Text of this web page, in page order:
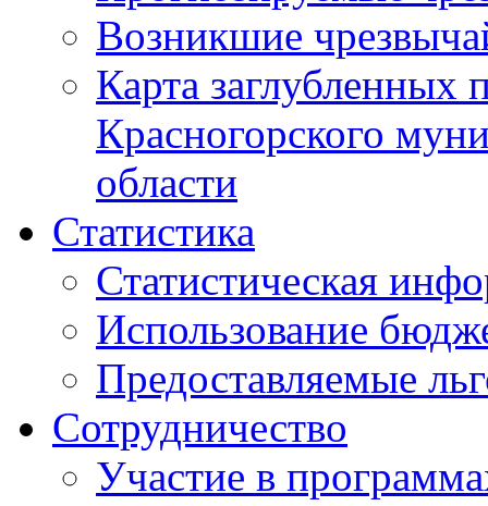
Возникшие
Карта
Красногорского
области
Статистика
Статистическая
Использование
Предоставляемые
Сотрудничество
Участие в